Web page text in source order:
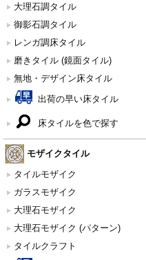
大理石調タイル
御影石調タイル
レンガ調床タイル
磨きタイル (鏡面タイル)
無地・デザイン床タイル
出荷の早い床タイル
床タイルを色で探す
モザイクタイル
タイルモザイク
ガラスモザイク
大理石モザイク
大理石モザイク (パターン)
タイルクラフト